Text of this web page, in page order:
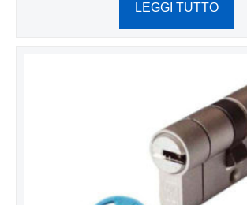
LEGGI TUTTO